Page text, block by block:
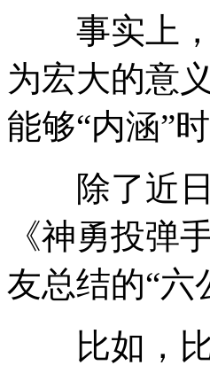
事实上，
为宏大的意
能够“内涵”
除了近日
《神勇投弹
友总结的“六
比如，比